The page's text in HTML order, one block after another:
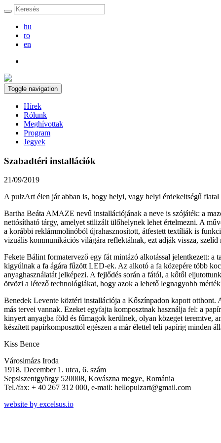
hu
ro
en
Toggle navigation
Hírek
Rólunk
Meghívottak
Program
Jegyek
Szabadtéri installációk
21/09/2019
A pulzArt élen jár abban is, hogy helyi, vagy helyi érdekeltségű
Bartha Beáta AMAZE nevű installációjának a neve is szójáték: a
nettósítható tárgy, amelyet stilizált ülőhelynek lehet értelmezni. A
a korábbi reklámmolinóból újrahasznosított, átfestett textíliák is
vizuális kommunikációs világára reflektálnak, ezt adják vissza, szelíd
Fekete Bálint formatervező egy fát mintázó alkotással jelentkezett: a
kigyúlnak a fa ágára fűzött LED-ek. Az alkotó a fa közepére több
anyaghasználatát jelképezi. A fejlődés során a fától, a kőtől
ötvözi a létező technológiákat, hogy azok a lehető legnagyobb
Benedek Levente köztéri installációja a Kőszínpadon kapott
más tervei vannak. Ezeket egyfajta komposztnak használja fel: a
kinyert anyagba föld és fűmagok kerülnek, olyan közeget teremtve,
készített papírkomposzttól egészen a már élettel teli papírig minden
Kiss Bence
Városimázs Iroda
1918. December 1. utca, 6. szám
Sepsiszentgyörgy 520008, Kovászna megye, Románia
Tel./fax: + 40 267 312 000, e-mail: hellopulzart@gmail.com
website by excelsus.io